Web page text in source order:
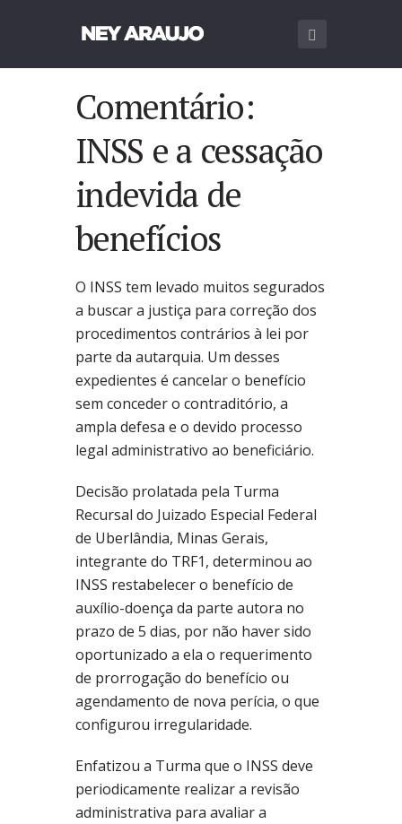
Comentário:
INSS e a cessação
indevida de
benefícios
O INSS tem levado muitos segurados
a buscar a justiça para correção dos
procedimentos contrários à lei por
parte da autarquia. Um desses
expedientes é cancelar o benefício
sem conceder o contraditório, a
ampla defesa e o devido processo
legal administrativo ao beneficiário.
Decisão prolatada pela Turma
Recursal do Juizado Especial Federal
de Uberlândia, Minas Gerais,
integrante do TRF1, determinou ao
INSS restabelecer o benefício de
auxílio-doença da parte autora no
prazo de 5 dias, por não haver sido
oportunizado a ela o requerimento
de prorrogação do benefício ou
agendamento de nova perícia, o que
configurou irregularidade.
Enfatizou a Turma que o INSS deve
periodicamente realizar a revisão
administrativa para avaliar a